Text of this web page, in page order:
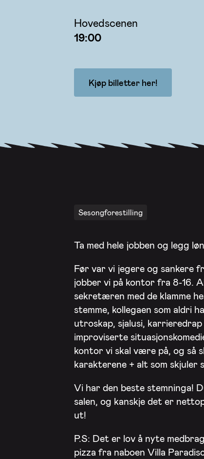
Hovedscenen
19:00
Kjøp billetter her!
Sesongforestilling
Ta med hele jobben og legg
Før var vi jegere og sankere
jobber vi på kontor fra 8-16.
sekretæren med de klamme
stemme, kollegaen som aldri
utroskap, sjalusi,
improviserte
kontor vi skal være på, og så
karakterene + alt som skjuler
Vi har den beste stemninga!
salen, og kanskje det er
ut!
P.S: Det er lov å nyte
pizza fra naboen Villa